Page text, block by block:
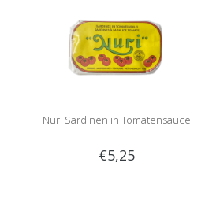
Nuri Sardinen in Tomatensauce
€5,25